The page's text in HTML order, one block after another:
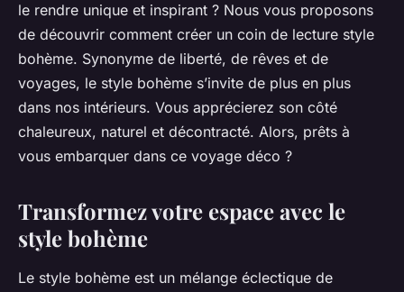
le rendre unique et inspirant ? Nous vous proposons
de découvrir comment créer un coin de lecture style
bohème. Synonyme de liberté, de rêves et de
voyages, le style bohème s’invite de plus en plus
dans nos intérieurs. Vous apprécierez son côté
chaleureux, naturel et décontracté. Alors, prêts à
vous embarquer dans ce voyage déco ?
Transformez votre espace avec le
style bohème
Le style bohème est un mélange éclectique de